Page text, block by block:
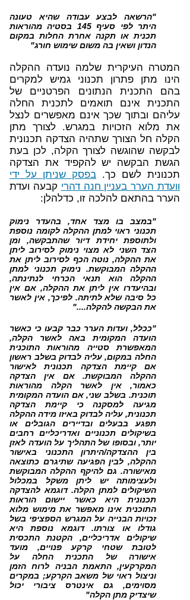
"הרשאה לבצע עבודה שהיא טעונה
היתר לפי סעיף 145 בסטיה מהוראות
תכנית או תקנה אחרת החלות במקום
הנדון ושאין בה משום שימוש חורג"
המטרה העיקרית שלמה נועדה ההקלה
הינו מתן פתרון תכנוני גמיש למקרים
בהם התכנית הנתונים הפרטניים של
התכנית אינם תואמים לתכנית החלה
עליהם ובתוך שכך אינם מאפשרים לנצל
את מלוא הזכויות במגרש. לצורך מתן
הקלה חל הצורך שתהיה הצדקה תכנונית
לבקשה שהוגשה לצורך הקלה, לכן בעת
הגשת הבקשה יש להקפיד את הצדקה
תכנונית לשם כך. בפסק שניתן על ידי
וועדת הערר בעניין חנה דהרי קבעה ועדת
הערר בהתאם להלכה זו, כדלהלן:
"במצב בו מצד אחד, בהעדר נימוק
תכנוני ראוי למתן ההקלה לקומה נוספת
ולתוספת יחידת דיור שהתבקשה, ומן
הצד השני לא מצוי נימוק לסירוב ליתן
את ההקלה, נוטה הכף לסירוב ליתן את
ההקלה המבוקשת. נימוק תכנוני למתן
ההקלה הוא תנאי הכרחי לנתינתה,
ובהיעדרו אין ליתן את ההקלה, אם אין
כל סיבה שלא לתיתה. לפיכך, אין לאשר
את הבקשה להקלה...."
"ככלל, ועדות הערר כבר קבעו כי כאשר
הועדה המקומית באה לאשר הקלה,
המאפשרת סטייה מהוראות התוכנית
החלה במקום, עליה לבדוק בשלב ראשון
אם קיימת הצדקה תכנונית לאישור
ההקלה המבוקשת. אם אין הצדקה
כאמור, אין לאשר הקלה מהוראות
תוכנית. בשלב שני, אם הועדה המקומית
מגיעה למסקנה כי קיימת הצדקה
תכנונית, עליה לבדוק באיזו מידה ההקלה
תפגע בבעלים ובדיירים הגובלים או
בשיקולים תכנוניים ואדריכליים רחבים
יותר, ובסופו של התהליך על הועדה לאזן
בין ההצדקה/היתרון התכנוני באישור
ההקלה, לבין הפגיעה שתיגרם כתוצאה
מאישורה. גם להיקף ההקלה המבוקשת
ולעצימותה יש ליתן משקל במכלול
השיקולים למתן הקלה. דוגמא להצדקה
תכנונית היא כאשר יישום הוראות
התוכנית אינו מאפשר את מימוש מלוא
זכויות הבנייה על המגרש הספציפי בשל
גודלו או צורתו. דוגמא נוספת היא
שיקולים אדריכליים, הקטנת התכסית
לטובת שטחי קרקע פנויים, מועד
אישורה של התכנית החלה על
המקרקעין, התאמת הבניה לרוח הזמן
וניצול ראוי של משאב הקרקע; במקרים
מסוימים, גם אינטרס ציבורי יכול
שיצדיק מתן הקלה"